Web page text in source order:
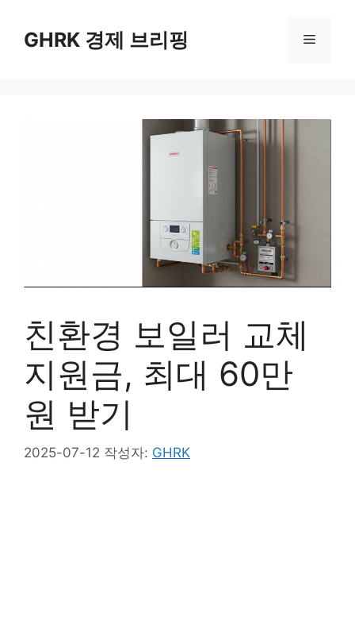
GHRK 경제 브리핑 메
친환경 보일러 교체
지원금, 최대 60만
원 받기
2025-07-12 작성자: GHRK